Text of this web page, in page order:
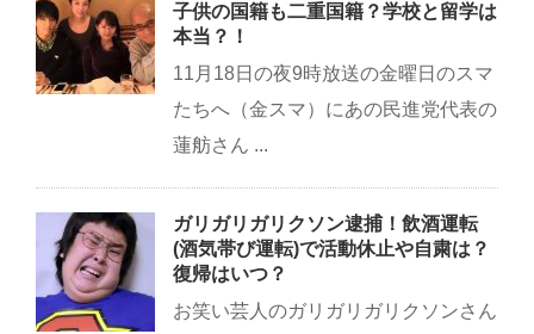
子供の国籍も二重国籍？学校と留学は
本当？！
11月18日の夜9時放送の金曜日のスマ
たちへ（金スマ）にあの民進党代表の
蓮舫さん ...
ガリガリガリクソン逮捕！飲酒運転
(酒気帯び運転)で活動休止や自粛は？
復帰はいつ？
お笑い芸人のガリガリガリクソンさん